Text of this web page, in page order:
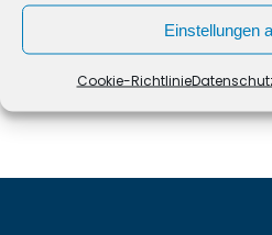
Einstellungen
Cookie-Richtlinie
Prev